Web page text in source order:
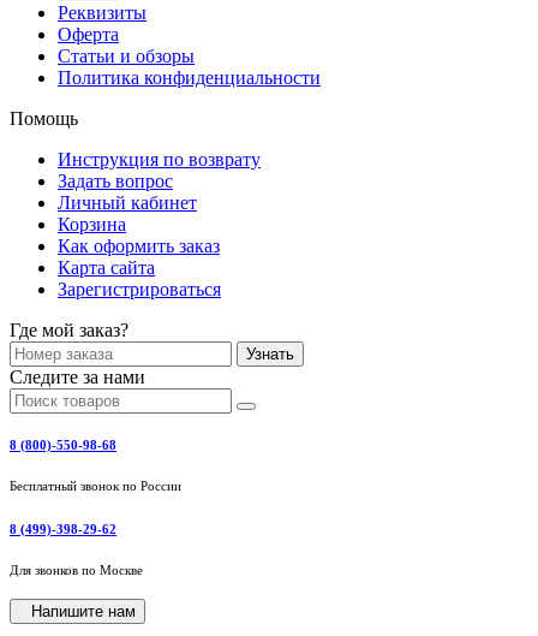
Реквизиты
Оферта
Статьи и обзоры
Политика конфиденциальности
Помощь
Инструкция по возврату
Задать вопрос
Личный кабинет
Корзина
Как оформить заказ
Карта сайта
Зарегистрироваться
Где мой заказ?
Узнать
Следите за нами
8 (800)-550-98-68
Бесплатный звонок по России
8 (499)-398-29-62
Для звонков по Москве
Напишите нам